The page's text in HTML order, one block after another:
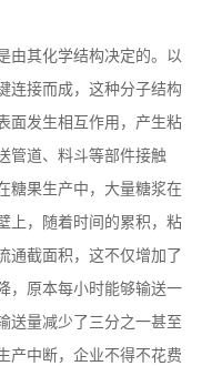
由其化学结构决定的。以
连接而成，这种分子结构
面发生相互作用，产生粘
管道、料斗等部件接触
糖果生产中，大量糖浆在
上，随着时间的累积，粘
通截面积，这不仅增加了
，原本每小时能够输送一
送量减少了三分之一甚至
产中断，企业不得不花费